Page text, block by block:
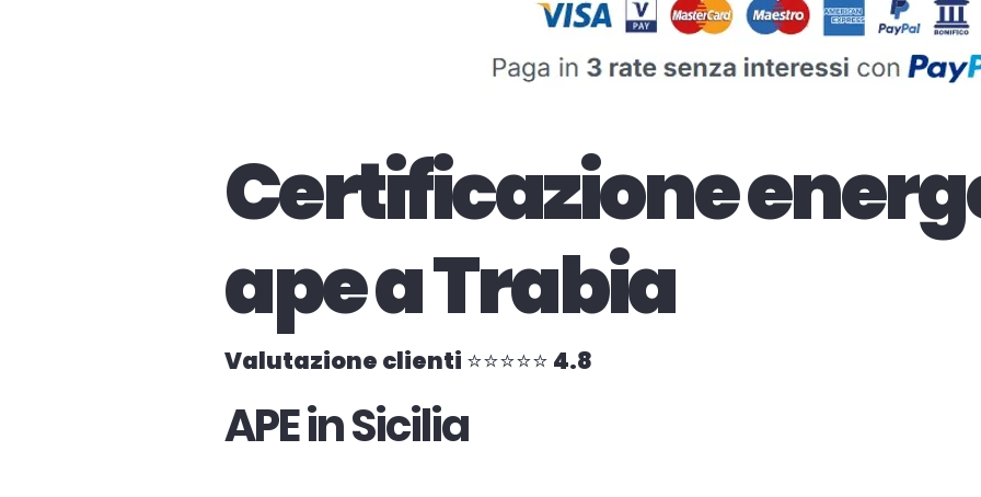
Certificazione
ape a Trabia
Valutazione clienti ⭐⭐⭐⭐⭐ 4.8
APE in Sicilia